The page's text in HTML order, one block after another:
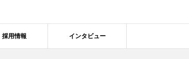
採用情報 インタビュー